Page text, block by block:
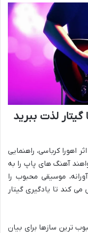
لذت ببرید
اهورا کرباسی، راهنمایی
آهنگ های پاپ را به
موسیقی محبوب را
کند تا یادگیری گیتار
ترین سازها برای بیان